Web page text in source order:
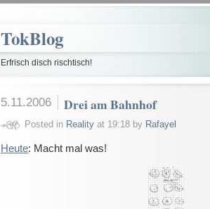
TokBlog
Erfrisch disch rischtisch!
5.11.2006 Drei am Bahnhof
Posted in Realityat 19:18 by Rafayel
Heute: Macht mal was!